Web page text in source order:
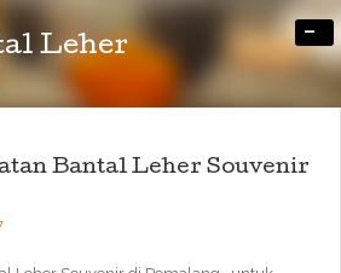
Leher -
Bantal Leher Souvenir